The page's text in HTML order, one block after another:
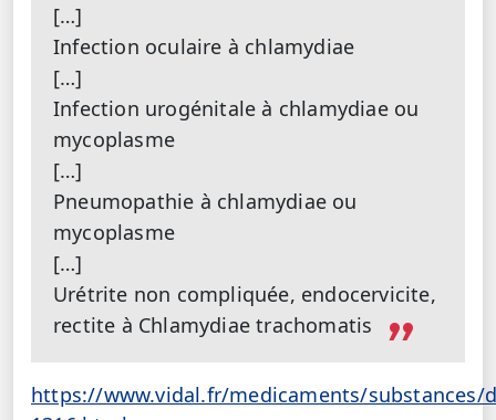
[…]
Infection oculaire à chlamydiae
[…]
Infection urogénitale à chlamydiae ou
mycoplasme
[…]
Pneumopathie à chlamydiae ou
mycoplasme
[…]
Urétrite non compliquée, endocervicite,
rectite à Chlamydiae trachomatis
https://www.vidal.fr/medicaments/substances/